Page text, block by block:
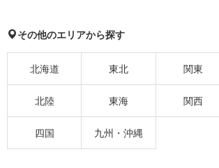
その他のエリアから探す
北海道 東北 関東
北陸 東海 関西
四国 九州・沖縄